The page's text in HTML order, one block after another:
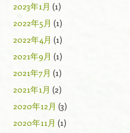
2023年1月 (1)
2022年5月 (1)
2022年4月 (1)
2021年9月 (1)
2021年7月 (1)
2021年1月 (2)
2020年12月 (3)
2020年11月 (1)